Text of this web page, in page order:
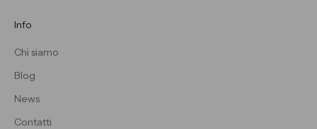
Info
Chi siamo
Blog
News
Contatti